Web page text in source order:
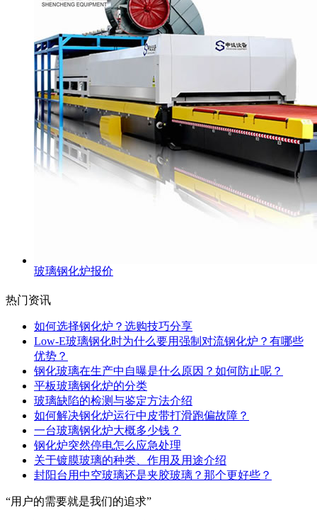
玻璃钢化炉报价
热门资讯
如何选择钢化炉？选购技巧分享
Low-E玻璃钢化时为什么要用强制对流钢化炉？有哪些
优势？
钢化玻璃在生产中自曝是什么原因？如何防止呢？
平板玻璃钢化炉的分类
玻璃缺陷的检测与鉴定方法介绍
如何解决钢化炉运行中皮带打滑跑偏故障？
一台玻璃钢化炉大概多少钱？
钢化炉突然停电怎么应急处理
关于镀膜玻璃的种类、作用及用途介绍
封阳台用中空玻璃还是夹胶玻璃？那个更好些？
“用户的需要就是我们的追求”